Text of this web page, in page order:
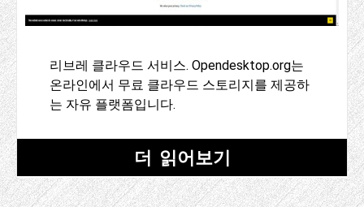
리브레 클라우드 서비스. Opendesktop.org는
온라인에서 무료 클라우드 스토리지를 제공하
는 자유 플랫폼입니다.
더 읽어보기